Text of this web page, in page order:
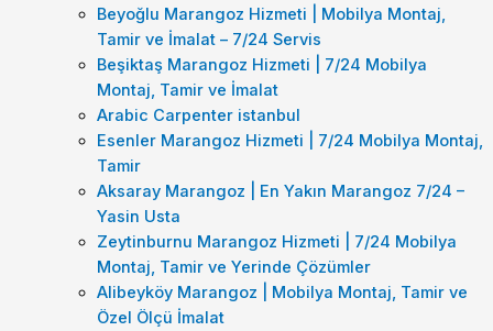
Beyoğlu Marangoz Hizmeti | Mobilya Montaj,
Tamir ve İmalat – 7/24 Servis
Beşiktaş Marangoz Hizmeti | 7/24 Mobilya
Montaj, Tamir ve İmalat
Arabic Carpenter istanbul
Esenler Marangoz Hizmeti | 7/24 Mobilya Montaj,
Tamir
Aksaray Marangoz | En Yakın Marangoz 7/24 –
Yasin Usta
Zeytinburnu Marangoz Hizmeti | 7/24 Mobilya
Montaj, Tamir ve Yerinde Çözümler
Alibeyköy Marangoz | Mobilya Montaj, Tamir ve
Özel Ölçü İmalat